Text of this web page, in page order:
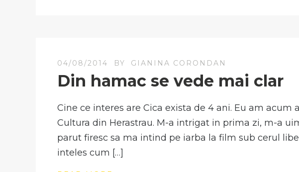
04/08/2014 BY GIANINA CORONDAN
Din hamac se vede mai clar
Cine ce interes are Cica exista de 4 ani. Eu am acum
Cultura din Herastrau. M-a intrigat in prima zi, m-a
parut firesc sa ma intind pe iarba la film sub cerul
inteles cum […]